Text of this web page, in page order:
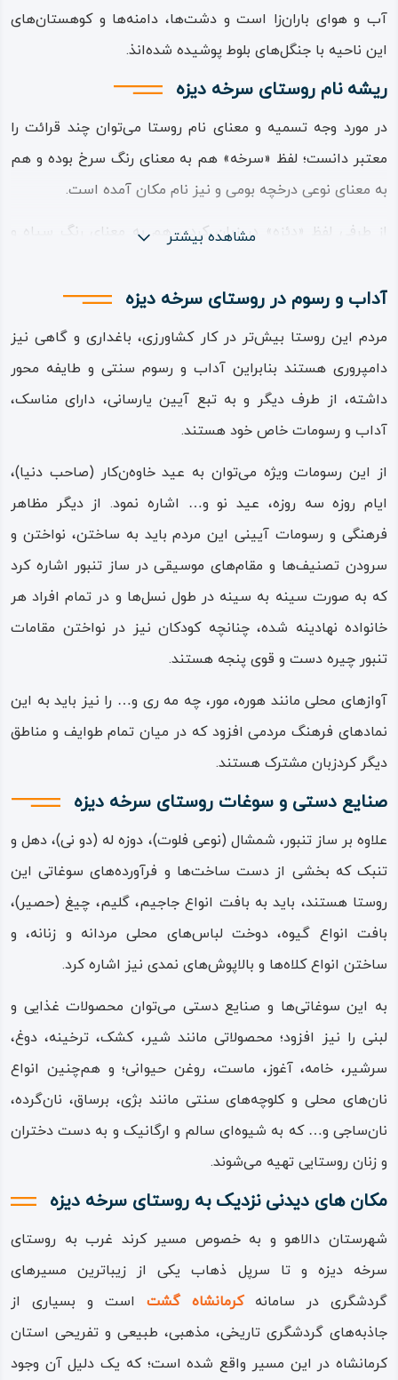
آب‌ و هوای باران‌زا است و دشت‌ها، دامنه‌ها و کوهستان‌های
این ناحیه با جنگل‌های بلوط پوشیده شده‌انذ.
ریشه نام روستای سرخه دیزه
در مورد وجه‌ تسمیه و معنای نام روستا می‌توان چند قرائت را
معتبر دانست؛ لفظ «سرخه» هم به معنای رنگ سرخ بوده و هم
به معنای نوعی درخچه بومی و نیز نام مکان آمده است.
از طرفی لفظ «دئزه» در زبان کردی هم به معنای رنگ سیاه و
هر دو صورت همان لفظ «دیزه» در زبان‌های ایرانی است که در
فارسی امروز در واژه‌هایی چون «شب‌ دیز» (اسب خسرو پادشاه
از سوی دیگر لفظ «دئز» یا «دئزه» به معنای دژ و قلعه نیز آمده و
به احتمال صورت دیگری از واژه «دیزج» است که امروزه نام
قلعه‌ای در سلطانیه زنجان است؛ به هر روی نام سرخه‌ دیزه
می‌تواند به معنای سرخ‌ و سیاه، مکان رشد نوعی درختچه، مکانی
به رنگ سرخ، دژ سرخه یا قلعه سرخ و… باشد.
قدمت، جاذبه‌ها و فرهنگ روستای سرخه دیزه
با توجه به آثار و باقی‌ مانده‌های قلعه‌ها و دیگر سازه‌های
ساسانی در این منطقه و با توجه به نزدیکی این روستا به سرپل‌
ذهاب و مسیر جاده ابریشم، می‌توان با یقین گفت که قدمت
این روستا و مناطق پیرامونی آن به اعصار باستانی دور می‌رسد و
دست کم در زمان ساسانی یکی از مراکز جمعیتی و از جمله
سکونتگاه‌های بزرگ منطقه بوده است.
از مهم‌ترین آثار گردشگری و جاذبه‌های این روستا باید به قلعه
سرخه‌ دیزه یا همان «سرخه‌ دژ» اشاره کرد که یکی از بزرگ‌ترین
قلعه‌های دفاعی در زمان ساسانیان بوده است و امروزه بخش
زیادی از دیواره‌ها و پی و زیربنای آن باقی مانده است.
شهرستان دالاهو و به ویژه روستای سرخه‌ دیزه از طبیعت
کوهستانی و بکری برخوردار است و بسیاری از جاذبه‌های طبیعی‌
در این شهرستان واقع شده‌اند.
از این جاذبه‌ها می‌توان بهروستای حریروروستای شالاناشاره
نمود که هر دو این روستاها نیز، مانند روستای سرخه‌ دیزه از
جمله روستاهای هدف گردشگری هستند.
اهالی روستای سرخه‌ دیزه از فرهنگی اصیل و بسیار غنی
برخوردارند که نتیجه آمیختگی فرهنگ و نژاد کردی با آیین
یارسانی و زبان گورانی است. مردمان این منطقه از نظر زبانی
زیرگونه کردی کلهری با گویش گورانی هستند و از نظر آیینی و
باورهای مذهبی پیرو مذهب یارسان یا همان اهل‌ حق می‌باشند.
مشاهده بیشتر
آداب و رسوم در روستای سرخه‌ دیزه
مردم این روستا بیش‌تر در کار کشاورزی، باغداری و گاهی نیز
دامپروری هستند بنابراین آداب و رسوم سنتی و طایفه‌ محور
داشته، از طرف دیگر و به تبع آیین یارسانی، دارای مناسک،
آداب و رسومات خاص خود هستند.
از این رسومات ویژه می‌توان به عید خاوه‌ن‌کار (صاحب دنیا)،
ایام روزه سه‌ روزه، عید نو و… اشاره نمود. از دیگر مظاهر
فرهنگی و رسومات آیینی این مردم باید به ساختن، نواختن و
سرودن تصنیف‌ها و مقام‌های موسیقی در ساز تنبور اشاره کرد
که به صورت سینه ‌به ‌سینه در طول نسل‌ها و در تمام افراد هر
خانواده نهادینه شده، چنانچه کودکان نیز در نواختن مقامات
تنبور چیره‌ دست و قوی‌ پنجه هستند.
آوازهای محلی مانند هوره، مور، چه‌ مه‌ ری و… را نیز باید به این
نمادهای فرهنگ مردمی افزود که در میان تمام طوایف و مناطق
دیگر کردزبان مشترک هستند.
صنایع دستی و سوغات روستای سرخه‌ دیزه
علاوه بر ساز تنبور، شمشال (نوعی فلوت)، دوزه‌ له (دو نی)، دهل و
تنبک که بخشی از دست‌ ساخت‌ها و فرآورده‌های سوغاتی این
روستا هستند، باید به بافت انواع جاجیم، گلیم، چیغ (حصیر)،
بافت انواع گیوه، دوخت لباس‌های محلی مردانه و زنانه، و
ساختن انواع کلاه‌ها و بالاپوش‌های نمدی نیز اشاره کرد.
به این سوغاتی‌ها و صنایع دستی می‌توان محصولات غذایی و
لبنی را نیز افزود؛ محصولاتی مانند شیر، کشک، ترخینه، دوغ،
سرشیر، خامه، آغوز، ماست، روغن حیوانی؛ و هم‌چنین انواع
نان‌های محلی و کلوچه‌های سنتی مانند بژی، برساق، نان‌گرده،
نان‌ساجی و… که به شیوه‌ای سالم و ارگانیک و به دست دختران
و زنان روستایی تهیه می‌شوند.
مکان های دیدنی نزدیک به روستای سرخه‌ دیزه
شهرستان دالاهو و به خصوص مسیر کرند غرب به روستای
سرخه‌ دیزه و تا سرپل‌ ذهاب یکی از زیباترین مسیرهای
گردشگری در سامانهکرمانشاه‌ گشت است و بسیاری از
جاذبه‌های گردشگری تاریخی، مذهبی، طبیعی و تفریحی استان
کرمانشاه در این مسیر واقع شده است؛ که یک دلیل آن وجود